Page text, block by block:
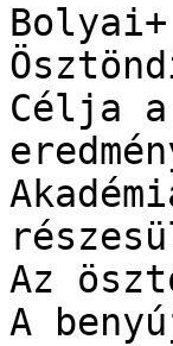
Célja a
Az
A